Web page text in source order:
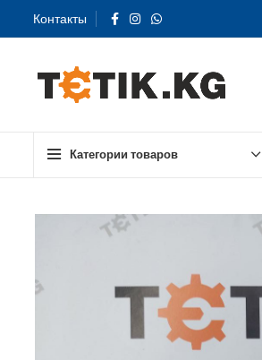
Контакты
Категории товаров